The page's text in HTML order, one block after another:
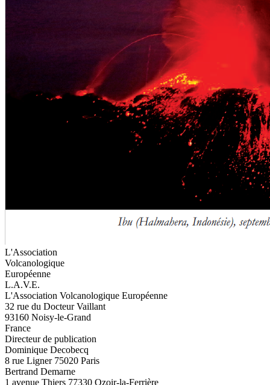
L'Association
Volcanologique
Européenne
L.A.V.E.
L'Association Volcanologique Européenne
32 rue du Docteur Vaillant
93160 Noisy-le-Grand
France
Directeur de publication
Dominique Decobecq
8 rue Ligner 75020 Paris
Bertrand Demarne
1 avenue Thiers 77330 Ozoir-la-Ferrière